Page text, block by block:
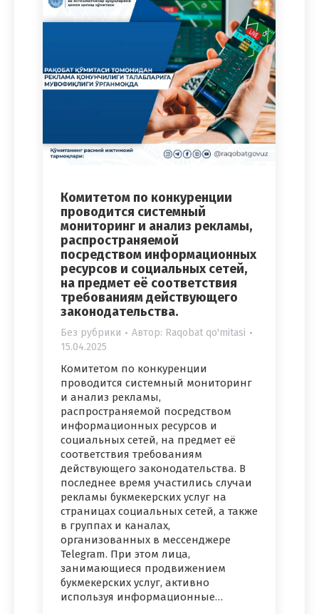
Комитетом по конкуренции
проводится системный
мониторинг и анализ рекламы,
распространяемой
посредством информационных
ресурсов и социальных сетей,
на предмет её соответствия
требованиям действующего
законодательства.
Без рубрики Автор: Raqobat qo'mitasi
15.04.2025
Комитетом по конкуренции
проводится системный мониторинг
и анализ рекламы,
распространяемой посредством
информационных ресурсов и
социальных сетей, на предмет её
соответствия требованиям
действующего законодательства. В
последнее время участились случаи
рекламы букмекерских услуг на
страницах социальных сетей, а также
в группах и каналах,
организованных в мессенджере
Telegram. При этом лица,
занимающиеся продвижением
букмекерских услуг, активно
используя информационные…